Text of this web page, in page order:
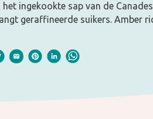
ingekookte sap van de
geraffineerde suikers. Amber